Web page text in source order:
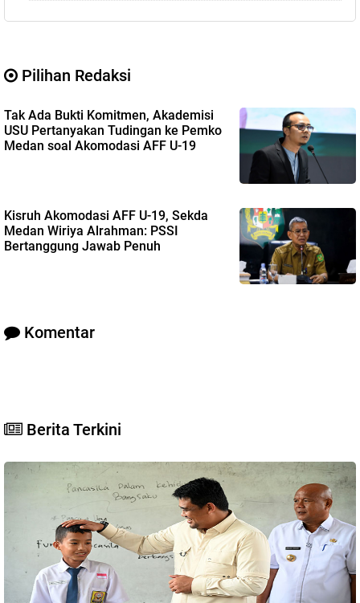
Pilihan Redaksi
Tak Ada Bukti Komitmen, Akademisi
USU Pertanyakan Tudingan ke Pemko
Medan soal Akomodasi AFF U-19
Kisruh Akomodasi AFF U-19, Sekda
Medan Wiriya Alrahman: PSSI
Bertanggung Jawab Penuh
Komentar
Berita Terkini